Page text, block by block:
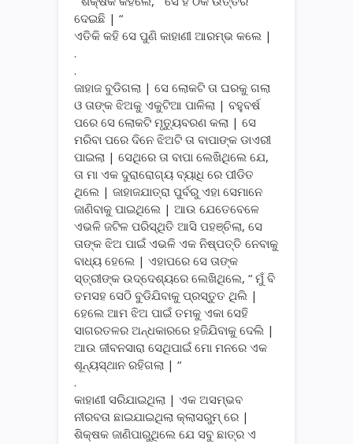
ଦେଇଛି | “
ଏତିକି କହି ସେ ପୁଣି କାହାଣୀ ଆରମ୍ଭ କଲେ |
.
.
ଜାହାଜ ବୁଡିଗଲା | ସେ ଲୋକଟି ତା ଘରକୁ ଗଲା
ଓ ତାଙ୍କ ଝିଅକୁ ଏକୁଟିଆ ପାଳିଲା | ବହୁବର୍ଷ
ପରେ ସେ ଲୋକଟି ମୃତ୍ୟୁବରଣ କଲା | ସେ
ମରିବା ପରେ ଦିନେ ଝିଅଟି ତା ବାପାଙ୍କ ଡାଏରୀ
ପାଇଲା | ସେଥିରେ ତା ବାପା ଲେଖିଥିଲେ ଯେ,
ତା ମା ଏକ ଦୁରାରୋଗ୍ୟ ବ୍ୟାଧି ରେ ପୀଡିତ
ଥିଲେ | ଜାହାଜଯାତ୍ରା ପୁର୍ବରୁ ଏହା ସେମାନେ
ଜାଣିବାକୁ ପାଇଥିଲେ | ଆଉ ଯେତେବେଳେ
ଏଭଳି ଜଟିଳ ପରିସ୍ଥିତି ଆସି ପହଞ୍ଚିଲା, ସେ
ତାଙ୍କ ଝିଅ ପାଇଁ ଏଭଳି ଏକ ନିଷ୍ପତ୍ତି ନେବାକୁ
ବାଧ୍ୟ ହେଲେ | ଏହାପରେ ସେ ତାଙ୍କ
ସ୍ତ୍ରୀଙ୍କ ଉଦ୍ଦେଶ୍ୟରେ ଲେଖିଥିଲେ, “ ମୁଁ ବି
ତମସହ ସେଠି ବୁଡିଯିବାକୁ ପ୍ରସ୍ତୁତ ଥିଲି |
ହେଲେ ଆମ ଝିଅ ପାଇଁ ତମକୁ ଏକା ସେହି
ସାଗରତଳର ଅନ୍ଧକାରରେ ହଜିଯିବାକୁ ଦେଲି |
ଆଉ ଜୀବନସାରା ସେଥିପାଇଁ ମୋ ମନରେ ଏକ
ଶୂନ୍ୟସ୍ଥାନ ରହିଗଲା | “
.
କାହାଣୀ ସରିଯାଇଥିଲା | ଏକ ଅସମ୍ଭବ
ନୀରବତା ଛାଇଯାଇଥିଲା କ୍ଲାସରୁମ୍ ରେ |
ଶିକ୍ଷକ ଜାଣିପାରୁଥିଲେ ଯେ ସବୁ ଛାତ୍ର ଏ